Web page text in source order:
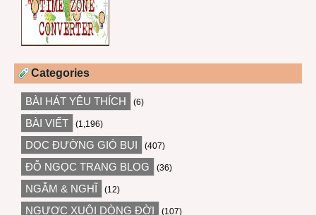
Categories
BÀI HÁT YÊU THÍCH (6)
BÀI VIẾT (1,196)
DỌC ĐƯỜNG GIÓ BỤI (407)
ĐỖ NGỌC TRANG BLOG (36)
NGẪM & NGHĨ (12)
NGƯỢC XUÔI DÒNG ĐỜI (107)